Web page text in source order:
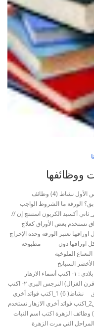
ووظائفها
درس أجزاء النباتات ووظائفها أجزاء النبات //الدرس الأول نشاط (4) وظائف
الورقة ما الشروط الواجب
ثاني أكسيد الكربون استنتج إن //
تستخدم بعض الأوراق كعلاج
تعتبر الورقة وحدة الإخراج
توكل اوراقها دون مطبوخة
الملوخية
الأخضر السبانخ
الخس رابعا// الازهار ووظائفها نشاط (5) أزهار بلادي : ١- اكتب أسماء الازهار
الموجودة في الصورة شقائق النعمان عصا الراعي(قرن الغزال) النرجس البري ٢- اكتب
أسماء ازهار اخري من بيتي الياسمين _ الفل _الزنبق نشاط( 6) 1_اكتب فوائد أخري
للزهرة من النشيد صناعة العطور استخلاص الرحيق2_اكتب فوائد أخري الازهار تستخدم
للزينةللعلاج مثل البابونج الاكل مثل الزهرةنشاط(7) وظائف الزهرة اكتب اسم النبات
التي مرت الزهرة